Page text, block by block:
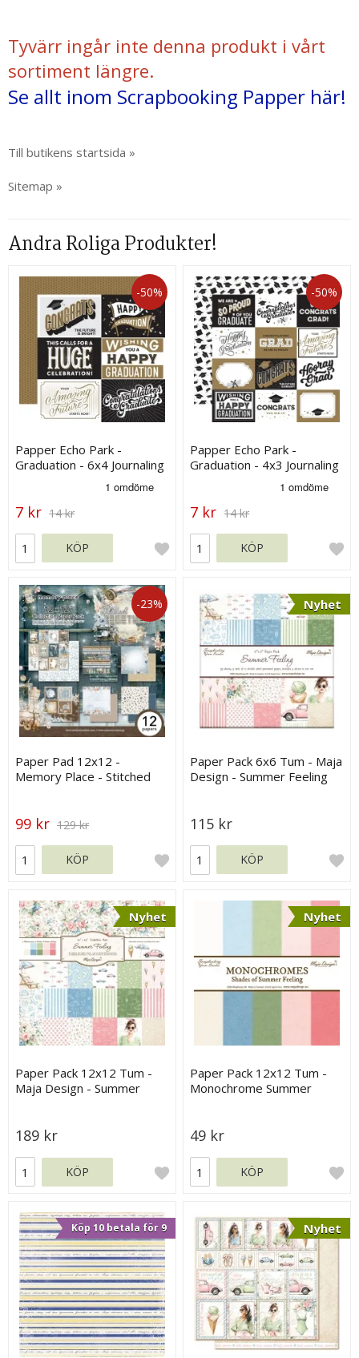
Tyvärr ingår inte denna produkt i vårt
sortiment längre.
Se allt inom Scrapbooking Papper här!
Till butikens startsida »
Sitemap »
Andra Roliga Produkter!
-50%
Papper Echo Park -
Graduation - 6x4 Journaling
7 kr 14 kr
KÖP
-50%
Papper Echo Park -
Graduation - 4x3 Journaling
7 kr 14 kr
KÖP
-23%
Paper Pad 12x12 -
Memory Place - Stitched
99 kr 129 kr
KÖP
Nyhet
Paper Pack 6x6 Tum - Maja
Design - Summer Feeling
115 kr
KÖP
Nyhet
Paper Pack 12x12 Tum -
Maja Design - Summer
189 kr
KÖP
Nyhet
Paper Pack 12x12 Tum -
Monochrome Summer
49 kr
KÖP
Köp 10 betala för 9 Nyhet